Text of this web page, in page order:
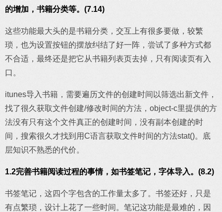
的增加，书籍分类等。(7.14)
这些功能最大头的是书籍分类，交互上有很多要做，较繁
琐，也为设置按钮的摆放纠结了好一阵，尝试了多种方式都
不合适，最终还是把它从书籍列表页去掉，只有阅读页有入
口。
itunes导入书籍，需要遍历文件的创建时间以筛选出新文件，
找了很久获取文件创建/修改时间的方法，object-c里提供的方
法没有只有这个文件真正的创建时间，没有副本创建的时
间，搜索很久才找到用C语言获取文件时间的方法stat()。底
层知识不熟悉的代价。
1.2完善书籍阅读过程的事情，如书签笔记，字体导入。(8.2)
书签笔记，这四个字包含的工作量太多了。书签还好，只是
有点繁琐，设计上花了一些时间。笔记这功能是最难的，因